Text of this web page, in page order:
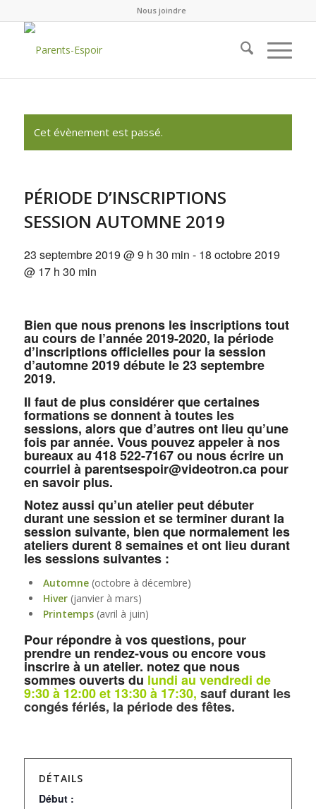
Nous joindre
Cet évènement est passé.
PÉRIODE D’INSCRIPTIONS
SESSION AUTOMNE 2019
23 septembre 2019 @ 9 h 30 min - 18 octobre 2019
@ 17 h 30 min
Bien que nous prenons les inscriptions tout
au cours de l’année 2019-2020, la période
d’inscriptions officielles pour la session
d’automne 2019 débute le 23 septembre
2019.
Il faut de plus considérer que certaines
formations se donnent à toutes les
sessions, alors que d’autres ont lieu qu’une
fois par année. Vous pouvez appeler à nos
bureaux au 418 522-7167 ou nous écrire un
courriel à parentsespoir@videotron.ca pour
en savoir plus.
Notez aussi qu’un atelier peut débuter
durant une session et se terminer durant la
session suivante, bien que normalement les
ateliers durent 8 semaines et ont lieu durant
les sessions suivantes :
Automne(octobre à décembre)
Hiver(janvier à mars)
Printemps(avril à juin)
Pour répondre à vos questions, pour
prendre un rendez-vous ou encore vous
inscrire à un atelier. notez que nous
sommes ouverts du lundi au vendredi de
9:30 à 12:00 et 13:30 à 17:30, sauf durant les
congés fériés, la période des fêtes.
DÉTAILS
Début :